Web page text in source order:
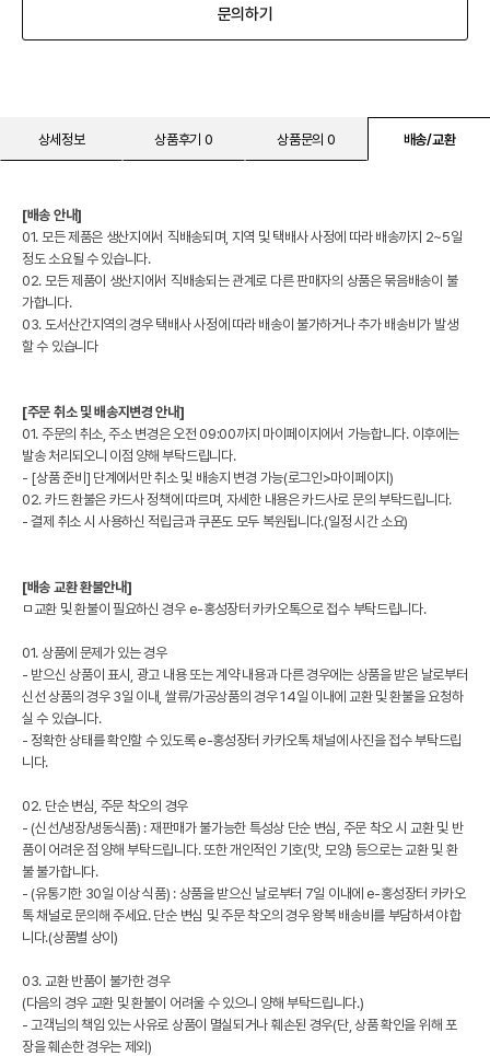
문의하기
상세정보 상품후기 0 상품문의 0 배송/교환
[배송 안내]
01. 모든 제품은 생산지에서 직배송되며, 지역 및 택배사 사정에 따라 배송까지 2~5일
정도 소요될 수 있습니다.
02. 모든 제품이 생산지에서 직배송되는 관계로 다른 판매자의 상품은 묶음배송이 불
가합니다.
03. 도서산간지역의 경우 택배사 사정에 따라 배송이 불가하거나 추가 배송비가 발생
할 수 있습니다
[주문 취소 및 배송지변경 안내]
01. 주문의 취소, 주소 변경은 오전 09:00까지 마이페이지에서 가능합니다. 이후에는
발송 처리되오니 이점 양해 부탁드립니다.
- [상품 준비] 단계에서만 취소 및 배송지 변경 가능(로그인>마이페이지)
02. 카드 환불은 카드사 정책에 따르며, 자세한 내용은 카드사로 문의 부탁드립니다.
- 결제 취소 시 사용하신 적립금과 쿠폰도 모두 복원됩니다.(일정 시간 소요)
[배송 교환 환불안내]
ㅁ교환 및 환불이 필요하신 경우 e-홍성장터 카카오톡으로 접수 부탁드립니다.
01. 상품에 문제가 있는 경우
- 받으신 상품이 표시, 광고 내용 또는 계약 내용과 다른 경우에는 상품을 받은 날로부터
신선 상품의 경우 3일 이내, 쌀류/가공상품의 경우 14일 이내에 교환 및 환불을 요청하
실 수 있습니다.
- 정확한 상태를 확인할 수 있도록 e-홍성장터 카카오톡 채널에 사진을 접수 부탁드립
니다.
02. 단순 변심, 주문 착오의 경우
- (신선/냉장/냉동식품) : 재판매가 불가능한 특성상 단순 변심, 주문 착오 시 교환 및 반
품이 어려운 점 양해 부탁드립니다. 또한 개인적인 기호(맛, 모양) 등으로는 교환 및 환
불 불가합니다.
- (유통기한 30일 이상 식품) : 상품을 받으신 날로부터 7일 이내에 e-홍성장터 카카오
톡 채널로 문의해 주세요. 단순 변심 및 주문 착오의 경우 왕복 배송비를 부담하셔야 합
니다.(상품별 상이)
03. 교환 반품이 불가한 경우
(다음의 경우 교환 및 환불이 어려울 수 있으니 양해 부탁드립니다.)
- 고객님의 책임 있는 사유로 상품이 멸실되거나 훼손된 경우(단, 상품 확인을 위해 포
장을 훼손한 경우는 제외)